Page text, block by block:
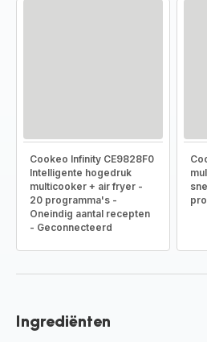
Cookeo Infinity CE9828F0
Intelligente hogedruk
multicooker + air fryer -
20 programma's -
Oneindig aantal recepten
- Geconnecteerd
Ingrediënten